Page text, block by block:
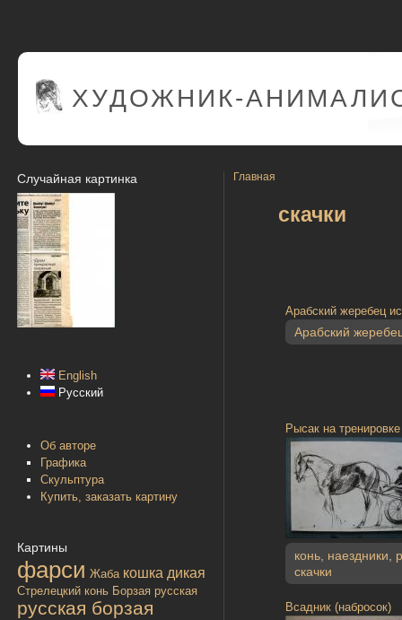
ХУДОЖНИК-
Случайная картинка
English
Русский
Об авторе
Графика
Скульптура
Купить, заказать картину
Картины
фарси Жаба кошка дикая
Стрелецкий конь Борзая русская
русская борзая
Главная
скачки
Арабский жеребец
Арабский
Рысак на
конь наездники
скачки
Всадник (набросок)